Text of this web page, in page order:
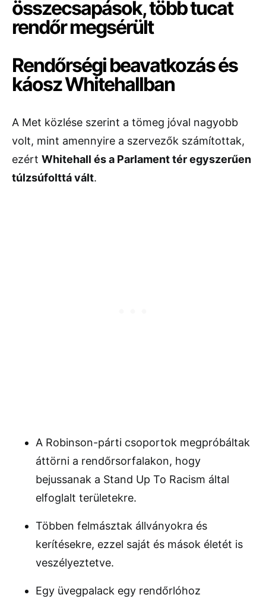
Rendőrségi beavatkozás és
káosz Whitehallban
A Met közlése szerint a tömeg jóval nagyobb
volt, mint amennyire a szervezők számítottak,
ezért Whitehall és a Parlament tér egyszerűen
túlzsúfolttá vált.
A Robinson-párti csoportok megpróbáltak
áttörni a rendőrsorfalakon, hogy
bejussanak a Stand Up To Racism által
elfoglalt területekre.
Többen felmásztak állványokra és
kerítésekre, ezzel saját és mások életét is
veszélyeztetve.
Egy üvegpalack egy rendőrlóhoz